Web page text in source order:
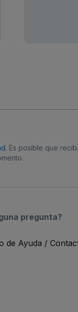
. Es posible que
pregunta?
de Ayuda /